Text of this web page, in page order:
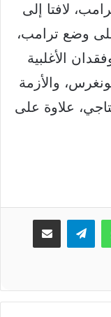
لافتا إلى
وضع ترامب،
الأغلبية
والأزمة
علاوة على
واتسابتيلقرام مشاركة عبر البريد